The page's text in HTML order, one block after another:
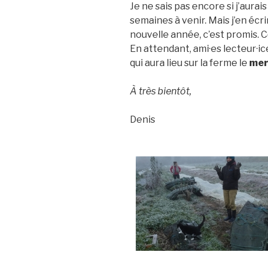
Je ne sais pas encore si
semaines à venir. Mais j’en
nouvelle année, c’est promis.
En attendant, ami·es
qui aura lieu sur la ferme le
À très bientôt,
Denis